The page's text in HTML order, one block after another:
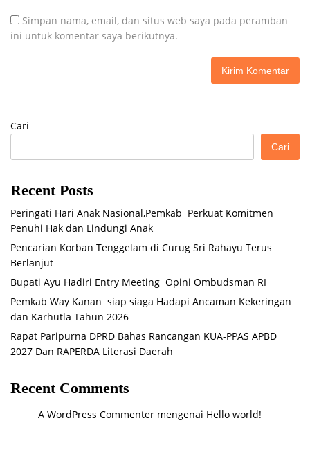
Simpan nama, email, dan situs web saya pada peramban
ini untuk komentar saya berikutnya.
Cari
Cari
Recent Posts
Peringati Hari Anak Nasional,Pemkab Perkuat Komitmen
Penuhi Hak dan Lindungi Anak
Pencarian Korban Tenggelam di Curug Sri Rahayu Terus
Berlanjut
Bupati Ayu Hadiri Entry Meeting Opini Ombudsman RI
Pemkab Way Kanan siap siaga Hadapi Ancaman Kekeringan
dan Karhutla Tahun 2026
Rapat Paripurna DPRD Bahas Rancangan KUA-PPAS APBD
2027 Dan RAPERDA Literasi Daerah
Recent Comments
A WordPress Commenter mengenai Hello world!